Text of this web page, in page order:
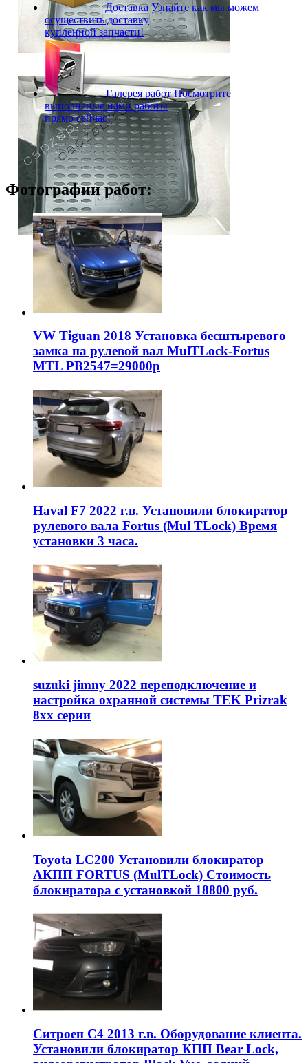
ДоставкаУзнайте как мы можем
осуществить доставку
купленной запчасти!
Галерея работПосмотрите
выполненые нами работы
прямо сейчас!
Фотографии работ:
VW Tiguan 2018 Установка бесштыревого
замка на рулевой вал MulTLock-Fortus
MTL РВ2547=29000р
Haval F7 2022 г.в. Установили блокиратор
рулевого вала Fortus (Mul TLock) Время
установки 3 часа.
suzuki jimny 2022 переподключение и
настройка охранной системы TEK Prizrak
8xx серии
Toyota LC200 Установили блокиратор
АКПП FORTUS (MulTLock) Стоимость
блокиратора с установкой 18800 руб.
Ситроен С4 2013 г.в. Оборудование клиента.
Установили блокиратор КПП Bear Lock,